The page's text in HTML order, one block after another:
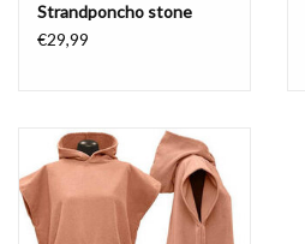
Strandponcho stone
€29,99